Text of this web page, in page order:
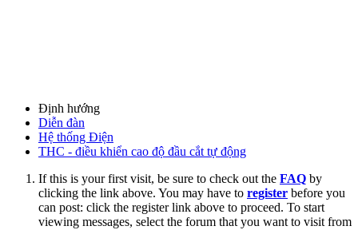
Định hướng
Diễn đàn
Hệ thống Điện
THC - điều khiển cao độ đầu cắt tự động
If this is your first visit, be sure to check out the FAQ by
clicking the link above. You may have to register before you
can post: click the register link above to proceed. To start
viewing messages, select the forum that you want to visit from